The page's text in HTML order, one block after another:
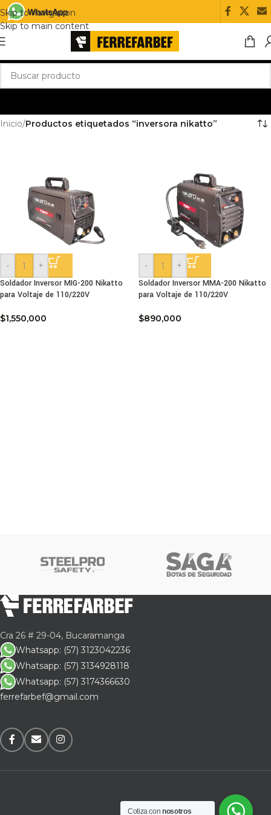
Skip to navigation
Skip to main content
Inicio/Productos etiquetados “inversora nikatto”
-
+
Soldador Inversor MIG-200 Nikatto
para Voltaje de 110/220V
$1,550,000
-
+
Soldador Inversor MMA-200 Nikatto
para Voltaje de 110/220V
$890,000
Cra 26 # 29-04, Bucaramanga
Whatsapp: (57) 3123042236
Whatsapp: (57) 3134928118
Whatsapp: (57) 3174366630
ferrefarbef@gmail.com
Cotiza connosotros